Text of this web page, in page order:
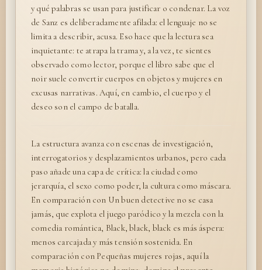
y qué palabras se usan para justificar o condenar. La voz
de Sanz es deliberadamente afilada: el lenguaje no se
limita a describir, acusa. Eso hace que la lectura sea
inquietante: te atrapa la trama y, a la vez, te sientes
observado como lector, porque el libro sabe que el
noir suele convertir cuerpos en objetos y mujeres en
excusas narrativas. Aquí, en cambio, el cuerpo y el
deseo son el campo de batalla.
La estructura avanza con escenas de investigación,
interrogatorios y desplazamientos urbanos, pero cada
paso añade una capa de crítica: la ciudad como
jerarquía, el sexo como poder, la cultura como máscara.
En comparación con Un buen detective no se casa
jamás, que explota el juego paródico y la mezcla con la
comedia romántica, Black, black, black es más áspera:
menos carcajada y más tensión sostenida. En
comparación con Pequeñas mujeres rojas, aquí la